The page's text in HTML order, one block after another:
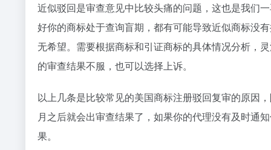
近似驳回是审查意见中比较头痛的问题，这也是我们
好你的商标处于查询盲期，都有可能导致近似商标没
无希望。需要根据商标和引证商标的具体情况分析，
的审查结果不服，也可以选择上诉。
以上几条是比较常见的美国商标注册驳回复审的原因
月之后就会出审查结果了，如果你的代理没有及时通
果。